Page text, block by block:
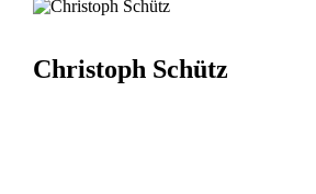
Christoph Schütz